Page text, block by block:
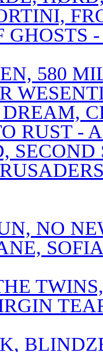
GHOSTS
580
RUST -
NO